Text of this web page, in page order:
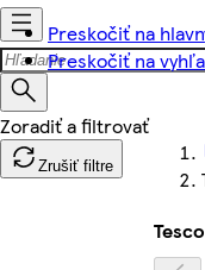
Preskočiť na
Preskočiť na
Zrušiť filtre